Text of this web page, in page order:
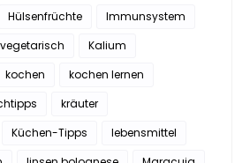
Hülsenfrüchte
Immunsystem
Kalium
kochen
kochen lernen
kräuter
Küchen-Tipps
lebensmittel